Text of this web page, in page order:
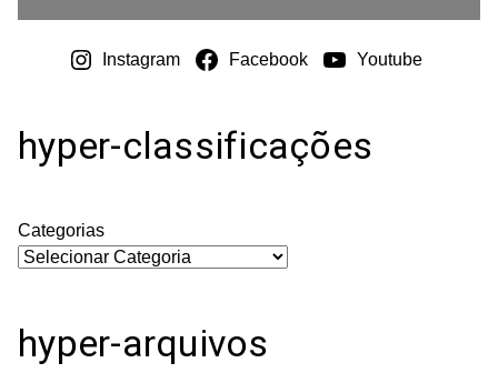
Instagram Facebook Youtube
hyper-classificações
Categorias
hyper-arquivos